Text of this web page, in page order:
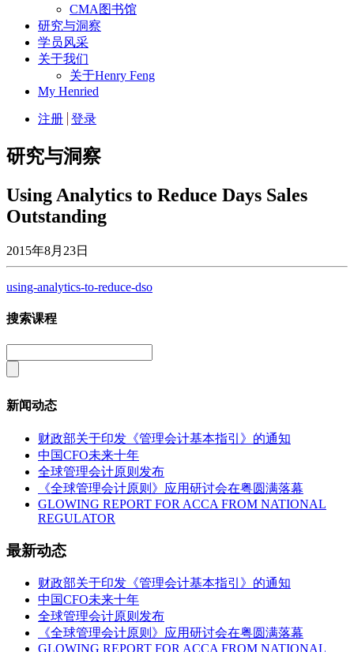
CMA图书馆
研究与洞察
学员风采
关于我们
关于Henry Feng
My Henried
注册 登录
研究与洞察
Using Analytics to Reduce Days Sales
Outstanding
2015年8月23日
using-analytics-to-reduce-dso
搜索课程
新闻动态
财政部关于印发《管理会计基本指引》的通知
中国CFO未来十年
全球管理会计原则发布
《全球管理会计原则》应用研讨会在粤圆满落幕
GLOWING REPORT FOR ACCA FROM NATIONAL
REGULATOR
最新动态
财政部关于印发《管理会计基本指引》的通知
中国CFO未来十年
全球管理会计原则发布
《全球管理会计原则》应用研讨会在粤圆满落幕
GLOWING REPORT FOR ACCA FROM NATIONAL